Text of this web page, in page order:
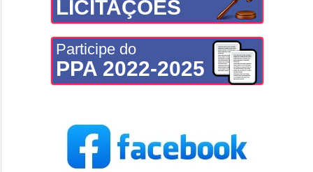
LICITAÇÕES
Participe do
PPA 2022-2025